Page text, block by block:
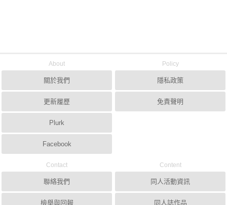
About
關於我們
更新履歷
Plurk
Facebook
Policy
隱私政策
免責聲明
Contact
聯絡我們
檢舉與回報
Content
同人活動資訊
同人誌作品